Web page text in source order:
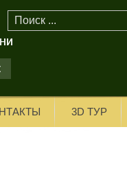
3D ТУР